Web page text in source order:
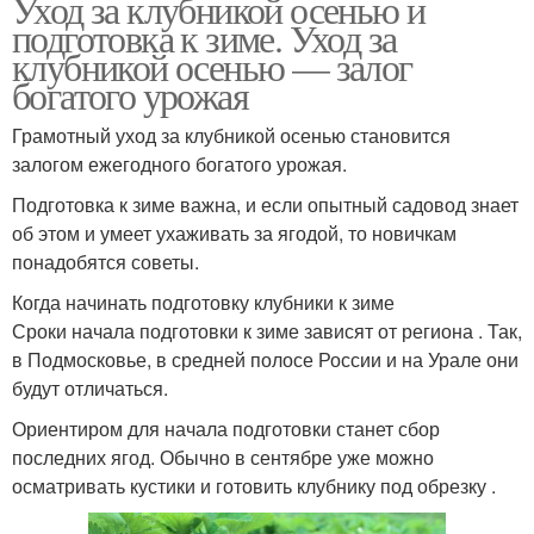
подготовка к зиме. Уход за
клубникой осенью — залог
богатого урожая
Грамотный уход за клубникой осенью становится
залогом ежегодного богатого урожая.
Подготовка к зиме важна, и если опытный садовод знает
об этом и умеет ухаживать за ягодой, то новичкам
понадобятся советы.
Когда начинать подготовку клубники к зиме
Сроки начала подготовки к зиме зависят от региона . Так,
в Подмосковье, в средней полосе России и на Урале они
будут отличаться.
Ориентиром для начала подготовки станет сбор
последних ягод. Обычно в сентябре уже можно
осматривать кустики и готовить клубнику под обрезку .